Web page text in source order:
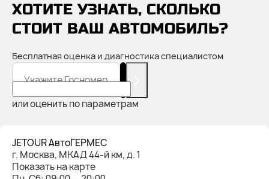
ХОТИТЕ УЗНАТЬ, СКОЛЬКО
СТОИТ ВАШ АВТОМОБИЛЬ?
Бесплатная оценка и диагностика специалистом
Укажите Госномер
или оценить по параметрам
JETOUR АвтоГЕРМЕС
г. Москва, МКАД 44-й км, д. 1
Показать на карте